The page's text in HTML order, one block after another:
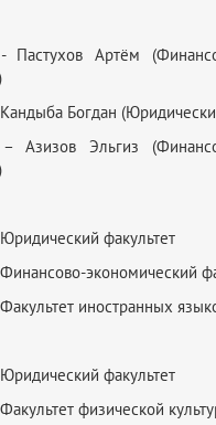
Артём
Богдан
Азизов Эльгиз
факультет
экономический
иностранных
факультет
физической